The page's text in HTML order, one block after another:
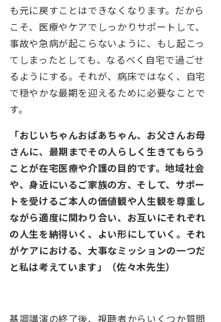
も元に戻すことはできなくなります。だから
こそ、医療やケアでしっかりサポートして、
事故や急病が起こらないように、もし起こっ
てしまったとしても、なるべく自宅で過ごせ
るようにする。それが、病床ではなく、自宅
で穏やかな最期を迎えるために必要なことで
す。
「おじいちゃんおばあちゃん、お父さんお母
さんに、最期までその人らしく生きてもらう
ことが在宅医療や介護の目的です。地域社会
や、身近にいるご家族の方、そして、サポー
トを受けるご本人の価値観や人生観を尊重し
ながら適度に関わり合い、お互いにそれぞれ
の人生を納得いく、よい形にしていく。それ
がケアにおける、大事なミッションの一つだ
と私は考えています」（佐々木先生）
基調講演の終了後、視聴者からいくつか質問